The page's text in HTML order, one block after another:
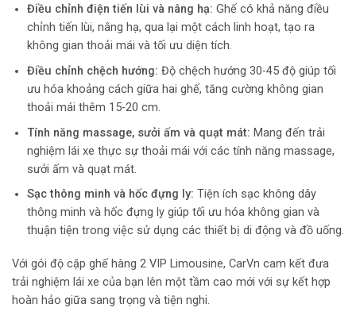
Điều chỉnh điện tiến lùi và nâng hạ: Ghế có khả năng điều
chỉnh tiến lùi, nâng hạ, qua lại một cách linh hoạt, tạo ra
không gian thoải mái và tối ưu diện tích.
Điều chỉnh chệch hướng: Độ chệch hướng 30-45 độ giúp tối
ưu hóa khoảng cách giữa hai ghế, tăng cường không gian
thoải mái thêm 15-20 cm.
Tính năng massage, sưởi ấm và quạt mát: Mang đến trải
nghiệm lái xe thực sự thoải mái với các tính năng massage,
sưởi ấm và quạt mát.
Sạc thông minh và hốc đựng ly: Tiện ích sạc không dây
thông minh và hốc đựng ly giúp tối ưu hóa không gian và
thuận tiện trong việc sử dụng các thiết bị di động và đồ uống.
Với gói độ cặp ghế hàng 2 VIP Limousine, CarVn cam kết đưa
trải nghiệm lái xe của bạn lên một tầm cao mới với sự kết hợp
hoàn hảo giữa sang trọng và tiện nghi.